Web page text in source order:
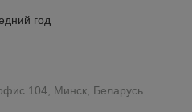
год
104, Минск, Беларусь